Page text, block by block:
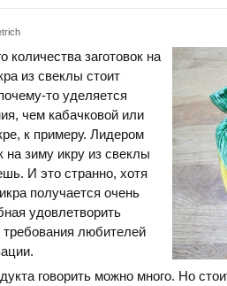
количества заготовок на
из свеклы стоит
то уделяется
чем кабачковой или
к примеру. Лидером
на зиму икру из свеклы
И это странно, хотя
получается очень
удовлетворить
любителей
говорить можно много. Но